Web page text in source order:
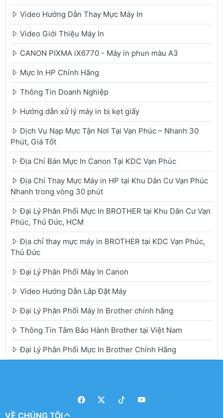
Video Hướng Dẫn Thay Mực Máy In
Video Giới Thiệu Máy In
CANON PIXMA iX6770 - Máy in phun màu A3
Mực In HP Chính Hãng
Thông Tin Doanh Nghiệp
Hướng dẫn xử lý máy in bị kẹt giấy
Dịch Vụ Nạp Mực Tận Nơi Tại Vạn Phúc – Nhanh 30
Phút, Giá Tốt
Địa Chỉ Bán Mực In Canon Tại KDC Vạn Phúc
Địa Chỉ Thay Mực Máy in HP tại Khu Dân Cư Vạn Phúc
Nhanh trong vòng 30 phút
Đại Lý Phân Phối Mực In BROTHER tại Khu Dân Cư Vạn
Phúc, Thủ Đức, HCM
Địa chỉ thay mực máy in BROTHER tại KDC Vạn Phúc,
Thủ Đức
Đại Lý Phân Phối Máy In Canon
Video Hướng Dẫn Lắp Đặt Máy
Đại Lý Phân Phối Máy In Brother chính hãng
Thông Tin Tâm Bảo Hành Brother tại Việt Nam
Đại Lý Phân Phối Mực In Brother Chính Hãng
VỀ CHÚNG TÔI